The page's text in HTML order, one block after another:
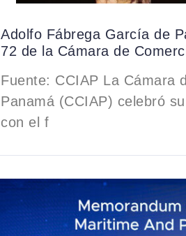
Adolfo Fábrega García de
72 de la Cámara de
Fuente: CCIAP La Cámara
Panamá (CCIAP) celebró
con el f